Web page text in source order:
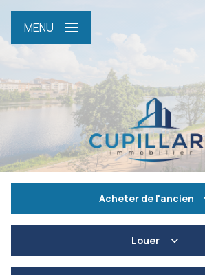
MENU
Acheter de l'ancien
De l'immo pro
Louer